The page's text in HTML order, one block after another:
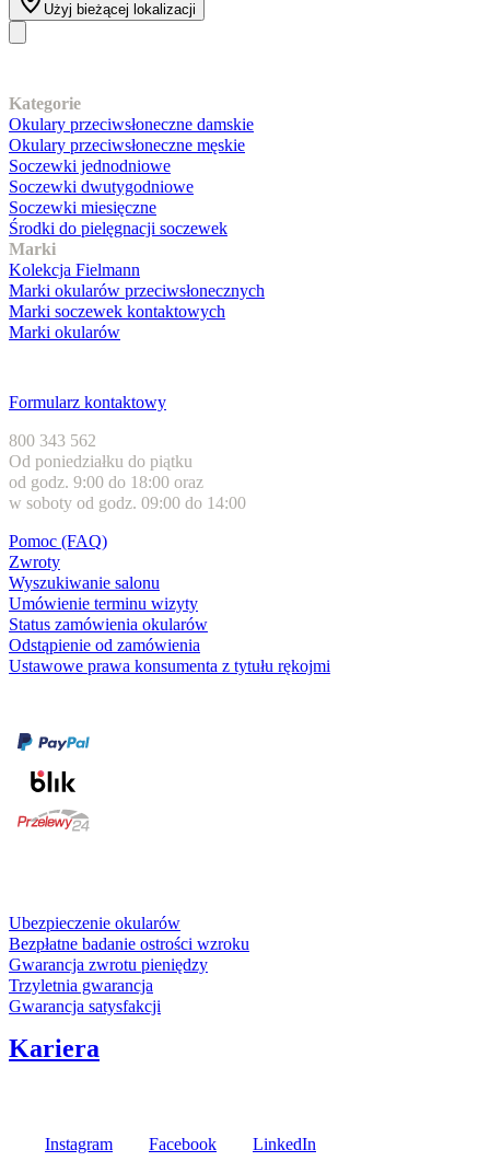
Użyj bieżącej lokalizacji
Kategorie
Okulary przeciwsłoneczne damskie
Okulary przeciwsłoneczne męskie
Soczewki jednodniowe
Soczewki dwutygodniowe
Soczewki miesięczne
Środki do pielęgnacji soczewek
Marki
Kolekcja Fielmann
Marki okularów przeciwsłonecznych
Marki soczewek kontaktowych
Marki okularów
Formularz kontaktowy
800 343 562
Od poniedziałku do piątku
od godz. 9:00 do 18:00 oraz
w soboty od godz. 09:00 do 14:00
Pomoc (FAQ)
Zwroty
Wyszukiwanie salonu
Umówienie terminu wizyty
Status zamówienia okularów
Odstąpienie od zamówienia
Ustawowe prawa konsumenta z tytułu rękojmi
Ubezpieczenie okularów
Bezpłatne badanie ostrości wzroku
Gwarancja zwrotu pieniędzy
Trzyletnia gwarancja
Gwarancja satysfakcji
Kariera
Instagram Facebook LinkedIn